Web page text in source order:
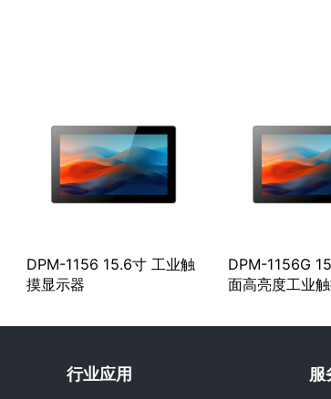
DPM-1156 15.6寸 工业触
摸显示器
DPM-1156G
面高亮度工业
行业应用 服